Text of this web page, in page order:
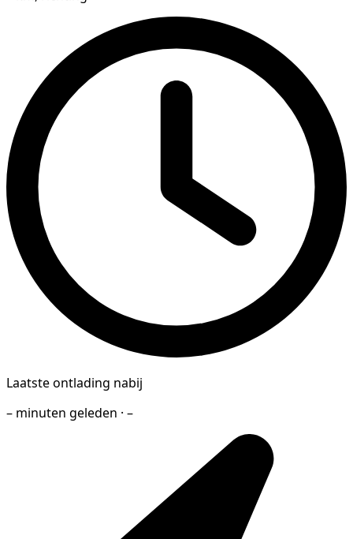
Laatste ontlading nabij
– minuten geleden · –